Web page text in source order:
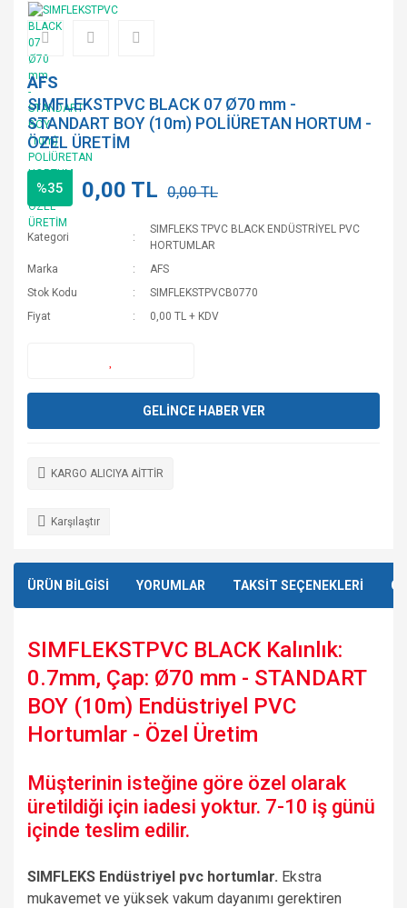
AFS
SIMFLEKSTPVC BLACK 07 Ø70 mm -
STANDART BOY (10m) POLİÜRETAN HORTUM -
ÖZEL ÜRETİM
%35 0,00 TL 0,00 TL
Kategori
SIMFLEKS TPVC BLACK ENDÜSTRİYEL PVC
HORTUMLAR
Marka
AFS
Stok Kodu
SIMFLEKSTPVCB0770
Fiyat
0,00 TL + KDV
GELİNCE HABER VER
KARGO ALICIYA AİTTİR
Karşılaştır
ÜRÜN BİLGİSİ YORUMLAR TAKSİT SEÇENEKLERİ
SIMFLEKSTPVC BLACK Kalınlık:
0.7mm, Çap: Ø70 mm - STANDART
BOY (10m) Endüstriyel PVC
Hortumlar - Özel Üretim
Müşterinin isteğine göre özel olarak
üretildiği için iadesi yoktur. 7-10 iş günü
içinde teslim edilir.
SIMFLEKS Endüstriyel pvc hortumlar. Ekstra
mukavemet ve yüksek vakum dayanımı gerektiren